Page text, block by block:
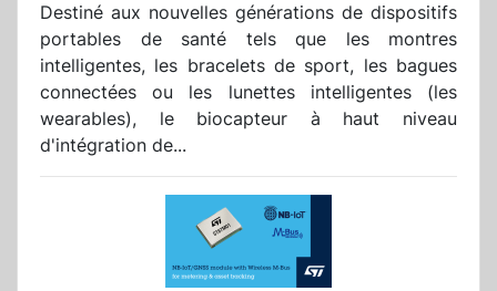
Destiné aux nouvelles générations de dispositifs
portables de santé tels que les montres
intelligentes, les bracelets de sport, les bagues
connectées ou les lunettes intelligentes (les
wearables), le biocapteur à haut niveau
d'intégration de...